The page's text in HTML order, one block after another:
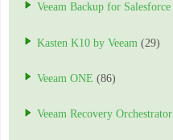
Veeam Backup for Salesforce
Kasten K10 by Veeam (29)
Veeam ONE (86)
Veeam Recovery Orchestrator